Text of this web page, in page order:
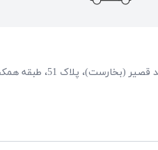
پلاک 51، طبقه همکف